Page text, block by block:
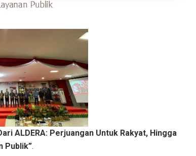
ALDERA: Perjuangan Untuk Rakyat, Hingga
Publik”.